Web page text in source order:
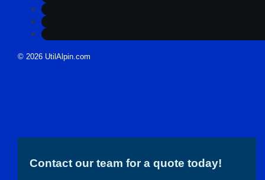
© 2026 UtilAlpin.com
Contact our team for a quote today!